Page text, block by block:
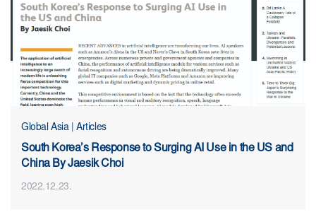
Global Asia | Articles
South Korea’s Response to Surging AI Use in the US and
China By Jaesik Choi
2022.12.23.